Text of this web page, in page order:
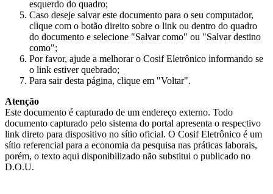
esquerdo do quadro;
Caso deseje salvar este documento para o seu computador,
clique com o botão direito sobre o link ou dentro do quadro
do documento e selecione "Salvar como" ou "Salvar destino
como";
Por favor, ajude a melhorar o Cosif Eletrônico informando se
o link estiver quebrado;
Para sair desta página, clique em "Voltar".
Atenção
Este documento é capturado de um endereço externo. Todo
documento capturado pelo sistema do portal apresenta o respectivo
link direto para dispositivo no sítio oficial. O Cosif Eletrônico é um
sítio referencial para a economia da pesquisa nas práticas laborais,
porém, o texto aqui disponibilizado não substitui o publicado no
D.O.U.